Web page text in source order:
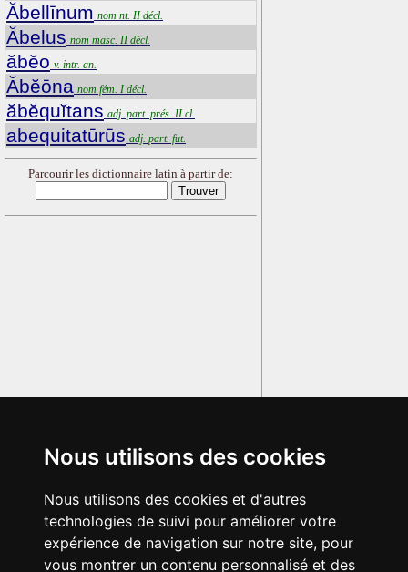
Nous utilisons des cookies
Nous utilisons des cookies et d'autres
technologies de suivi pour améliorer votre
expérience de navigation sur notre site, pour
vous montrer un contenu personnalisé et des
Ăbellīnum nom nt. II décl.
Ăbelus nom masc. II décl.
ăbĕo v. intr. an.
Ăbĕōna nom fém. I décl.
ăbĕquĭtans adj. part. prés. II cl.
abequitatūrūs adj. part. fut.
Parcourir les dictionnaire latin à partir de: